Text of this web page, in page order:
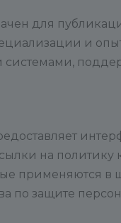
для
и
на
применяются в
по защите